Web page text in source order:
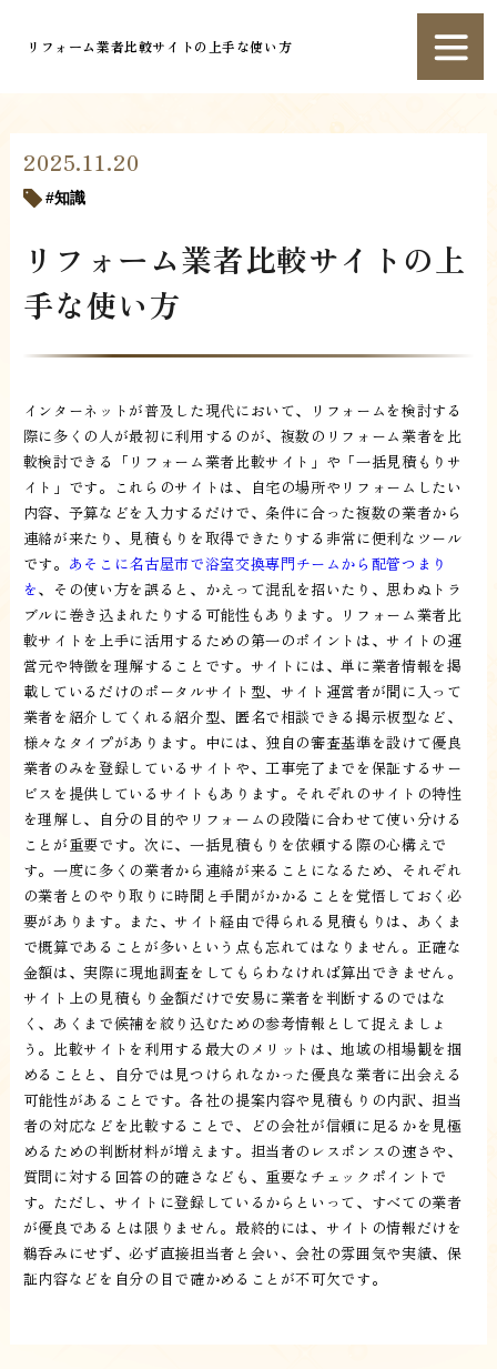
リフォーム業者比較サイトの上手な使い方
2025.11.20
知識
リフォーム業者比較サイトの上
手な使い方
インターネットが普及した現代において、リフォームを検討する
際に多くの人が最初に利用するのが、複数のリフォーム業者を比
較検討できる「リフォーム業者比較サイト」や「一括見積もりサ
イト」です。これらのサイトは、自宅の場所やリフォームしたい
内容、予算などを入力するだけで、条件に合った複数の業者から
連絡が来たり、見積もりを取得できたりする非常に便利なツール
です。 あそこに名古屋市で浴室交換専門チームから配管つまり
を、その使い方を誤ると、かえって混乱を招いたり、思わぬトラ
ブルに巻き込まれたりする可能性もあります。リフォーム業者比
較サイトを上手に活用するための第一のポイントは、サイトの運
営元や特徴を理解することです。サイトには、単に業者情報を掲
載しているだけのポータルサイト型、サイト運営者が間に入って
業者を紹介してくれる紹介型、匿名で相談できる掲示板型など、
様々なタイプがあります。中には、独自の審査基準を設けて優良
業者のみを登録しているサイトや、工事完了までを保証するサー
ビスを提供しているサイトもあります。それぞれのサイトの特性
を理解し、自分の目的やリフォームの段階に合わせて使い分ける
ことが重要です。次に、一括見積もりを依頼する際の心構えで
す。一度に多くの業者から連絡が来ることになるため、それぞれ
の業者とのやり取りに時間と手間がかかることを覚悟しておく必
要があります。また、サイト経由で得られる見積もりは、あくま
で概算であることが多いという点も忘れてはなりません。正確な
金額は、実際に現地調査をしてもらわなければ算出できません。
サイト上の見積もり金額だけで安易に業者を判断するのではな
く、あくまで候補を絞り込むための参考情報として捉えましょ
う。比較サイトを利用する最大のメリットは、地域の相場観を掴
めることと、自分では見つけられなかった優良な業者に出会える
可能性があることです。各社の提案内容や見積もりの内訳、担当
者の対応などを比較することで、どの会社が信頼に足るかを見極
めるための判断材料が増えます。担当者のレスポンスの速さや、
質問に対する回答の的確さなども、重要なチェックポイントで
す。ただし、サイトに登録しているからといって、すべての業者
が優良であるとは限りません。最終的には、サイトの情報だけを
鵜呑みにせず、必ず直接担当者と会い、会社の雰囲気や実績、保
証内容などを自分の目で確かめることが不可欠です。